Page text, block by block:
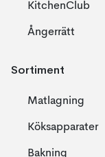
KitchenClub
Ångerrätt
Sortiment
Matlagning
Köksapparater
Bakning